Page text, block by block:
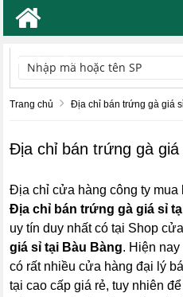
TÌM KIẾM
Trang chủ Địa chỉ bán trứng gà giá
Địa chỉ bán trứng gà giá
Địa chỉ cửa hàng công ty mua
Địa chỉ bán trứng gà giá sỉ
uy tín duy nhất có tại Shop
giá sỉ tại Bàu Bàng. Hiện
có rất nhiều cửa hàng đại lý
tại cao cấp giá rẻ, tuy nhiên